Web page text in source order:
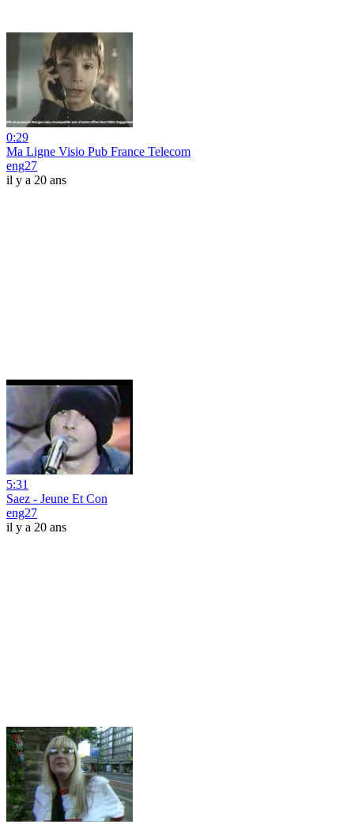
0:29
Ma Ligne Visio Pub France Telecom
eng27
il y a 20 ans
5:31
Saez - Jeune Et Con
eng27
il y a 20 ans